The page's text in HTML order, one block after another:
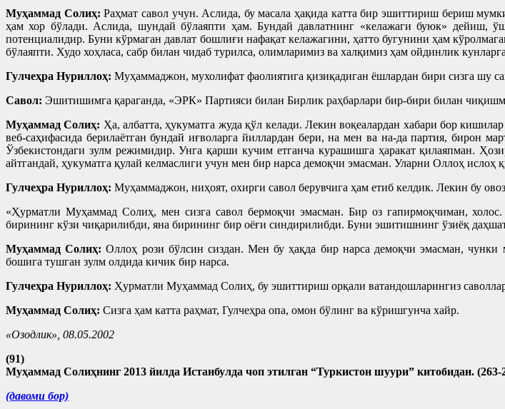
Муҳаммад Солиҳ: Раҳмат савол учун. Аслида, бу масала ҳақида катта бир эшиттириш бериш
ҳам хор бўлади. Аслида, шундай бўлаяпти ҳам. Бундай давлатнинг «келажаги буюк» дейиш,
потенциалидир. Буни кўрмаган давлат бошлиғи нафақат келажагини, ҳатто бугунини ҳам
бўлаяпти. Худо хоҳласа, сабр билан чидаб турилса, олимларимиз ва халқимиз ҳам ойдинлик
Гулчеҳра Нуриллоҳ: Муҳаммаджон, мухолифат фаолиятига қизиқадиган ёшлардан бири сизга шу
Савол: Эшитишимга қараганда, «ЭРК» Партияси билан Бирлик раҳбарлари бир-бири билан
Муҳаммад Солиҳ: Ҳа, албатта, ҳукуматга жуда қўл келади. Лекин воқеалардан хабари бор
веб-саҳифасида берилаётган бундай иғволарга йиллардан бери, на мен ва на-да партия,
Ўзбекистондаги зулм режимидир. Унга қарши кучим етганча курашишга ҳаракат қилаяпман.
айтгандай, ҳукуматга қулай келмаслиги учун мен бир нарса демоқчи эмасман. Уларни Оллоҳ ислоҳ
Гулчеҳра Нуриллоҳ: Муҳаммаджон, ниҳоят, охирги савол берувчига ҳам етиб келдик. Лекин бу
«Ҳурматли Муҳаммад Солиҳ, мен сизга савол бермоқчи эмасман. Бир оз гапирмоқчиман,
бирининг кўзи чиқарилибди, яна бирининг бир оёғи синдирилибди. Буни эшитишнинг ўзиёқ
Муҳаммад Солиҳ: Оллоҳ рози бўлсин сиздан. Мен бу ҳақда бир нарса демоқчи эмасман,
бошига тушган зулм олдида кичик бир нарса.
Гулчеҳра Нуриллоҳ: Ҳурматли Муҳаммад Солиҳ, бу эшиттириш орқали ватандошларингиз
Муҳаммад Солиҳ: Сизга ҳам катта раҳмат, Гулчеҳра опа, омон бўлинг ва кўришгунча хайр.
«Озодлик», 08.05.2002
(91)
Муҳаммад Солиҳнинг 2013 йилда Истанбулда чоп этилган “Туркистон шуури” китобидан. (263-
(давоми бор)